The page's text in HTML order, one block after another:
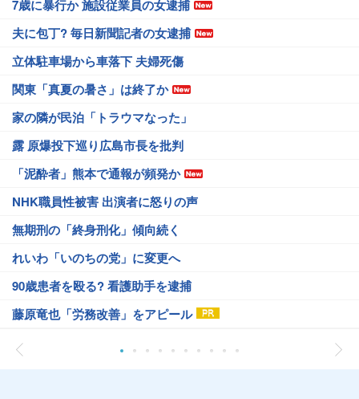
7歳に暴行か 施設従業員の女逮捕
夫に包丁? 毎日新聞記者の女逮捕
立体駐車場から車落下 夫婦死傷
関東「真夏の暑さ」は終了か
家の隣が民泊「トラウマなった」
露 原爆投下巡り広島市長を批判
「泥酔者」熊本で通報が頻発か
NHK職員性被害 出演者に怒りの声
無期刑の「終身刑化」傾向続く
れいわ「いのちの党」に変更へ
90歳患者を殴る? 看護助手を逮捕
藤原竜也「労務改善」をアピール